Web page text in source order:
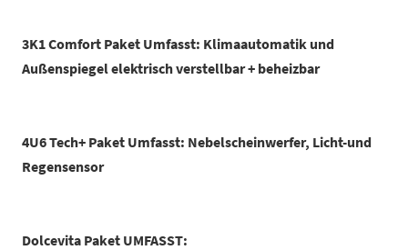
3K1 Comfort Paket Umfasst: Klimaautomatik und
Außenspiegel elektrisch verstellbar + beheizbar
4U6 Tech+ Paket Umfasst: Nebelscheinwerfer, Licht-und
Regensensor
Dolcevita Paket UMFASST: